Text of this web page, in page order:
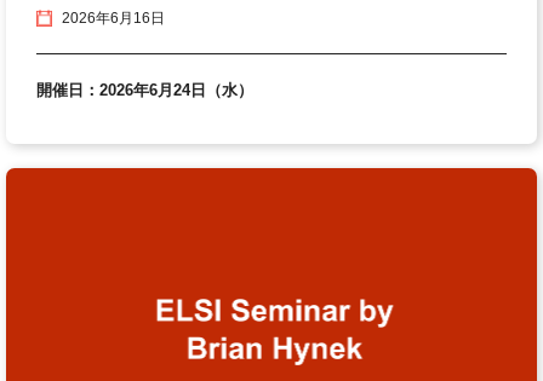
2026年6月16日
開催日：2026年6月24日（水）